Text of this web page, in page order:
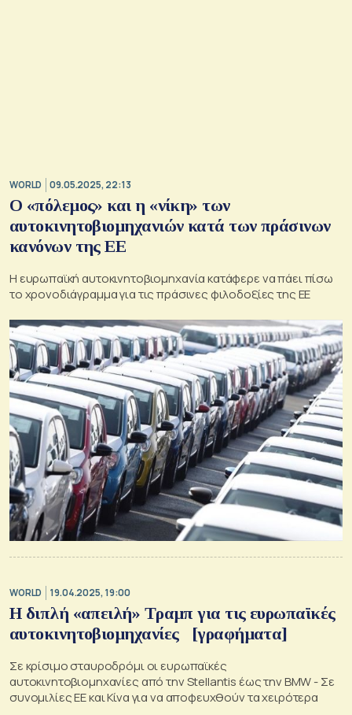
WORLD 09.05.2025, 22:13
Ο «πόλεμος» και η «νίκη» των
αυτοκινητοβιομηχανιών κατά των πράσινων
κανόνων της ΕΕ
Η ευρωπαϊκή αυτοκινητοβιομηχανία κατάφερε να πάει πίσω
το χρονοδιάγραμμα για τις πράσινες φιλοδοξίες της ΕΕ
WORLD 19.04.2025, 19:00
Η διπλή «απειλή» Τραμπ για τις ευρωπαϊκές
αυτοκινητοβιομηχανίες [γραφήματα]
Σε κρίσιμο σταυροδρόμι οι ευρωπαϊκές
αυτοκινητοβιομηχανίες από την Stellantis έως την BMW - Σε
συνομιλίες ΕΕ και Κίνα για να αποφευχθούν τα χειρότερα